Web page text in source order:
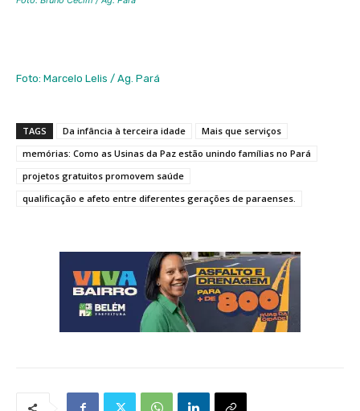
Foto: Marcelo Lelis / Ag. Pará
TAGS Da infância à terceira idade
Mais que serviços
memórias: Como as Usinas da Paz estão unindo famílias no Pará
projetos gratuitos promovem saúde
qualificação e afeto entre diferentes gerações de paraenses.